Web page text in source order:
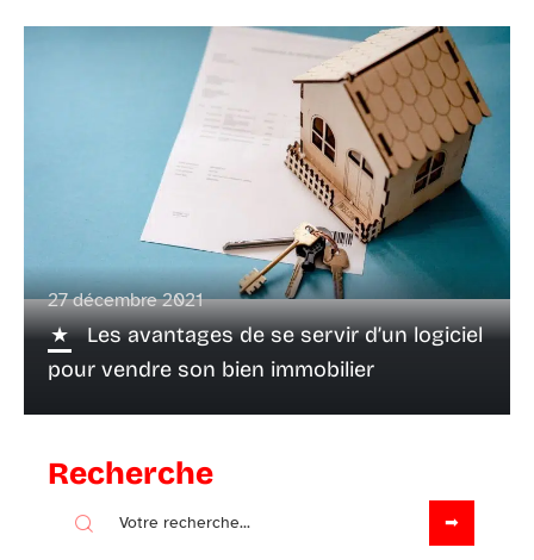
27 décembre 2021
Les avantages de se servir d’un logiciel
pour vendre son bien immobilier
Recherche